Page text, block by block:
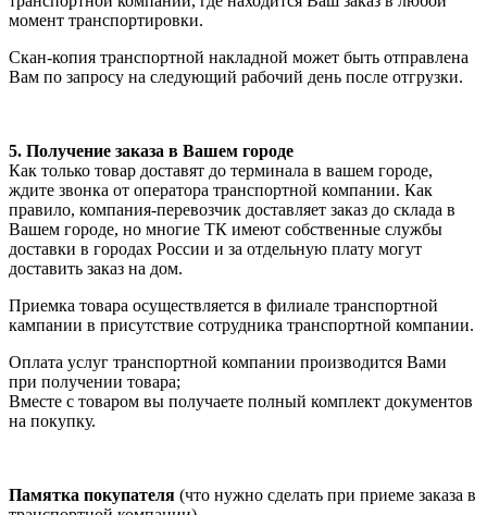
момент транспортировки.
Скан-копия транспортной накладной может быть отправлена
Вам по запросу на следующий рабочий день после отгрузки.
5. Получение заказа в Вашем городе
Как только товар доставят до терминала в вашем городе,
ждите звонка от оператора транспортной компании. Как
правило, компания-перевозчик доставляет заказ до склада в
Вашем городе, но многие ТК имеют собственные службы
доставки в городах России и за отдельную плату могут
доставить заказ на дом.
Приемка товара осуществляется в филиале транспортной
кампании в присутствие сотрудника транспортной компании.
Оплата услуг транспортной компании производится Вами
при получении товара;
Вместе с товаром вы получаете полный комплект документов
на покупку.
Памятка покупателя (что нужно сделать при приеме заказа в